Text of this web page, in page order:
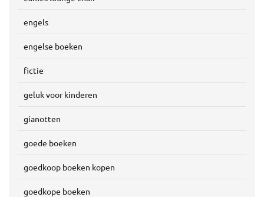
engels
engelse boeken
fictie
geluk voor kinderen
gianotten
goede boeken
goedkoop boeken kopen
goedkope boeken